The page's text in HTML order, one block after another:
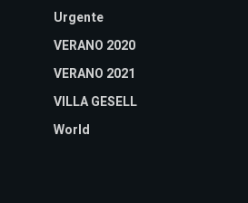
Urgente
VERANO 2020
VERANO 2021
VILLA GESELL
World